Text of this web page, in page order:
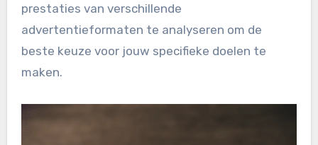
prestaties van verschillende
advertentieformaten te analyseren om de
beste keuze voor jouw specifieke doelen te
maken.